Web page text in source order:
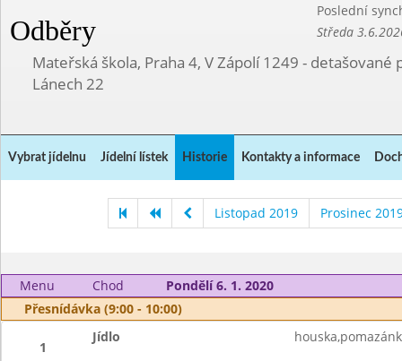
Odběry
Poslední
Středa
Mateřská škola, Praha 4, V Zápolí 1249 - detašované
Lánech 22
Vybrat jídelnu Jídelní lístek Historie Kontakty a informace
Listopad 2019 Prosinec
Menu Chod
Pondělí 6. 1. 2020
Přesnídávka (9:00 - 10:00)
1
Jídlo